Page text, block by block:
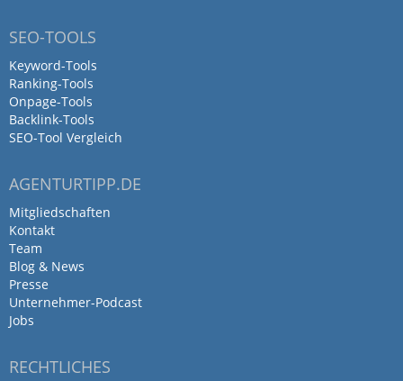
SEO-TOOLS
Keyword-Tools
Ranking-Tools
Onpage-Tools
Backlink-Tools
SEO-Tool Vergleich
AGENTURTIPP.DE
Mitgliedschaften
Kontakt
Team
Blog & News
Presse
Unternehmer-Podcast
Jobs
RECHTLICHES